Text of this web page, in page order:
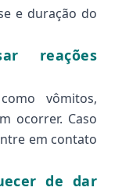
e duração do
reações
vômitos,
ocorrer. Caso
em contato
de dar